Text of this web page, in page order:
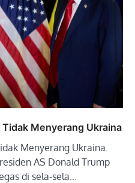
Menyerang Ukraina
Menyerang Ukraina.
AS Donald Trump
di sela-sela…